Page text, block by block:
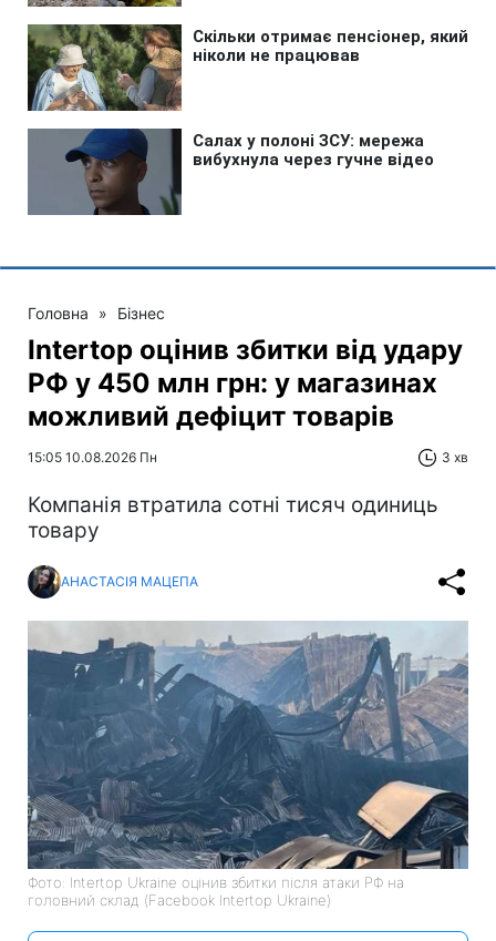
Головна » Бізнес
Intertop оцінив збитки від удару
РФ у 450 млн грн: у магазинах
можливий дефіцит товарів
15:05 10.08.2026 Пн 3 хв
Компанія втратила сотні тисяч одиниць
товару
АНАСТАСІЯ МАЦЕПА
Фото: Intertop Ukraine оцінив збитки після атаки РФ на
головний склад (Facebook Intertop Ukraine)